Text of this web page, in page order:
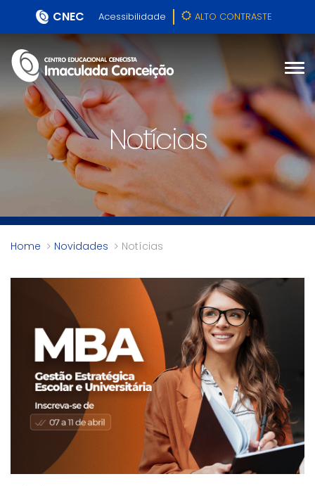
CNEC Acessibilidade ALTO CONTRASTE
Notícias
Home Novidades Notícias